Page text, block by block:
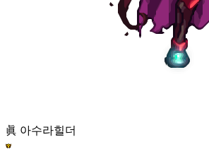
眞 아수라힐더